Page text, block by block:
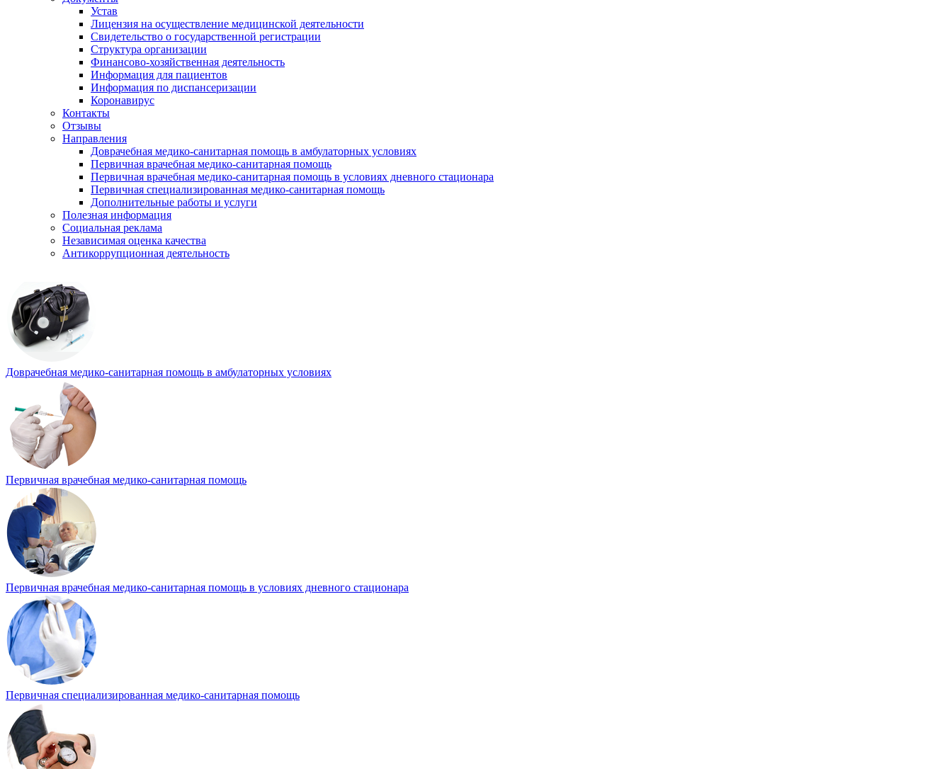
Устав
Лицензия на осуществление медицинской деятельности
Свидетельство о государственной регистрации
Структура организации
Финансово-хозяйственная деятельность
Информация для пациентов
Информация по диспансеризации
Коронавирус
Контакты
Отзывы
Направления
Доврачебная медико-санитарная помощь в амбулаторных условиях
Первичная врачебная медико-санитарная помощь
Первичная врачебная медико-санитарная помощь в условиях дневного стационара
Первичная специализированная медико-санитарная помощь
Дополнительные работы и услуги
Полезная информация
Социальная реклама
Независимая оценка качества
Антикоррупционная деятельность
Доврачебная медико-санитарная помощь в амбулаторных условиях
Первичная врачебная медико-санитарная помощь
Первичная врачебная медико-санитарная помощь в условиях дневного стационара
Первичная специализированная медико-санитарная помощь